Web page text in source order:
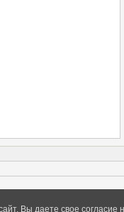
Вы даете свое согласие